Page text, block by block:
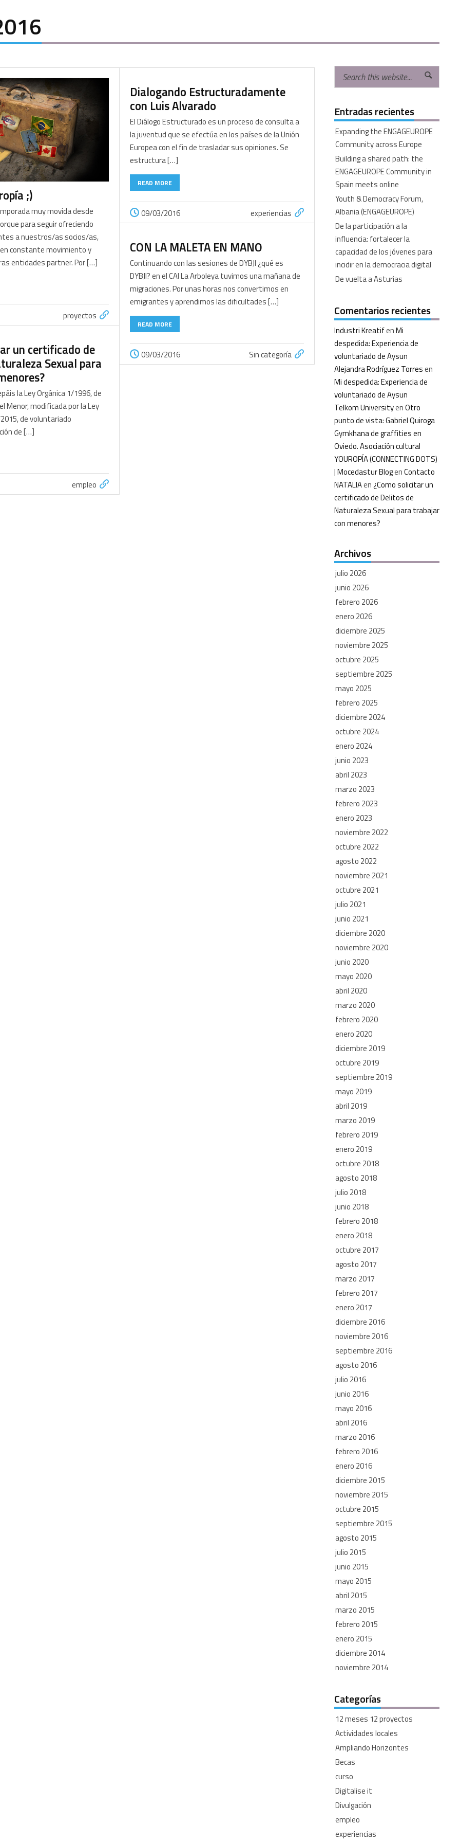
;)
muy movida desde
para seguir ofreciendo
a nuestros/as socios/as,
constante movimiento y
entidades partner. Por […]
proyectos
Dialogando Estructuradamente
con Luis Alvarado
El Diálogo Estructurado es un proceso de consulta a
la juventud que se efectúa en los países de la Unión
Europea con el fin de trasladar sus opiniones. Se
estructura […]
READ MORE
09/03/2016 experiencias
CON LA MALETA EN MANO
Continuando con las sesiones de DYBJI ¿qué es
DYBJI? en el CAI La Arboleya tuvimos una mañana de
migraciones. Por unas horas nos convertimos en
emigrantes y aprendimos las dificultades […]
READ MORE
09/03/2016 Sin categoría
un certificado de
Sexual para
la Ley Orgánica 1/1996, de
Menor, modificada por la Ley
de voluntariado
de […]
empleo
Entradas recientes
Expanding the ENGAGEUROPE
Community across Europe
Building a shared path: the
ENGAGEUROPE Community in
Spain meets online
Youth & Democracy Forum,
Albania (ENGAGEUROPE)
De la participación a la
influencia: fortalecer la
capacidad de los jóvenes para
incidir en la democracia digital
De vuelta a Asturias
Comentarios recientes
Industri KreatifenMi
despedida: Experiencia de
voluntariado de Aysun
Alejandra Rodríguez Torresen
Mi despedida: Experiencia de
voluntariado de Aysun
Telkom UniversityenOtro
punto de vista: Gabriel Quiroga
Gymkhana de graffities en
Oviedo. Asociación cultural
YOUROPÍA (CONNECTING DOTS)
| Mocedastur BlogenContacto
NATALIAen¿Como solicitar un
certificado de Delitos de
Naturaleza Sexual para trabajar
con menores?
Archivos
julio 2026
junio 2026
febrero 2026
enero 2026
diciembre 2025
noviembre 2025
octubre 2025
septiembre 2025
mayo 2025
febrero 2025
diciembre 2024
octubre 2024
enero 2024
junio 2023
abril 2023
marzo 2023
febrero 2023
enero 2023
noviembre 2022
octubre 2022
agosto 2022
noviembre 2021
octubre 2021
julio 2021
junio 2021
diciembre 2020
noviembre 2020
junio 2020
mayo 2020
abril 2020
marzo 2020
febrero 2020
enero 2020
diciembre 2019
octubre 2019
septiembre 2019
mayo 2019
abril 2019
marzo 2019
febrero 2019
enero 2019
octubre 2018
agosto 2018
julio 2018
junio 2018
febrero 2018
enero 2018
octubre 2017
agosto 2017
marzo 2017
febrero 2017
enero 2017
diciembre 2016
noviembre 2016
septiembre 2016
agosto 2016
julio 2016
junio 2016
mayo 2016
abril 2016
marzo 2016
febrero 2016
enero 2016
diciembre 2015
noviembre 2015
octubre 2015
septiembre 2015
agosto 2015
julio 2015
junio 2015
mayo 2015
abril 2015
marzo 2015
febrero 2015
enero 2015
diciembre 2014
noviembre 2014
Categorías
12 meses 12 proyectos
Actividades locales
Ampliando Horizontes
Becas
curso
Digitalise it
Divulgación
empleo
experiencias